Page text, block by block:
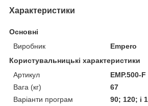
Характеристики
Основні
Виробник
Empero
Користувальницькі характеристики
Артикул
EMP.500-F
Вага (кг)
67
Варіанти програм
90; 120; і